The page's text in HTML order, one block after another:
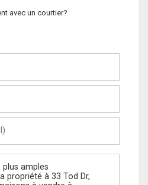
avec un courtier?